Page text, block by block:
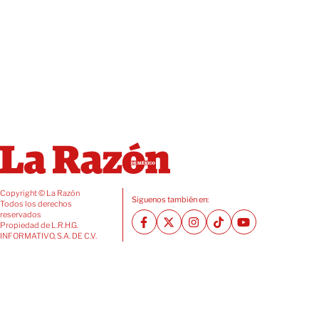
Copyright © La Razón
Todos los derechos
reservados
Propiedad de L.R.H.G.
INFORMATIVO, S.A. DE C.V.
Siguenos también en: